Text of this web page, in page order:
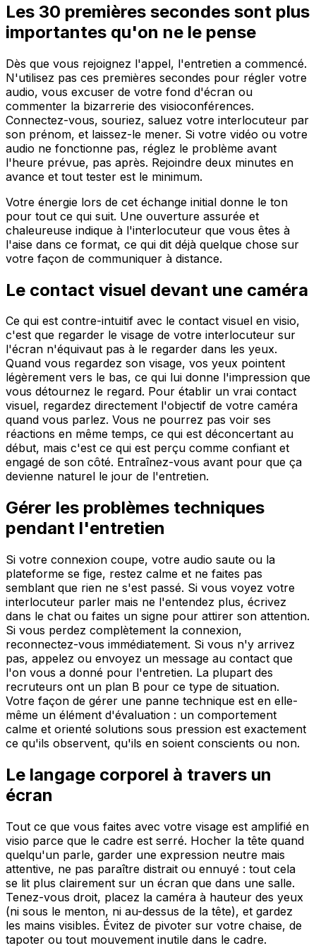
Les 30 premières secondes sont plus
importantes qu'on ne le pense
Dès que vous rejoignez l'appel, l'entretien a commencé.
N'utilisez pas ces premières secondes pour régler votre
audio, vous excuser de votre fond d'écran ou
commenter la bizarrerie des visioconférences.
Connectez-vous, souriez, saluez votre interlocuteur par
son prénom, et laissez-le mener. Si votre vidéo ou votre
audio ne fonctionne pas, réglez le problème avant
l'heure prévue, pas après. Rejoindre deux minutes en
avance et tout tester est le minimum.
Votre énergie lors de cet échange initial donne le ton
pour tout ce qui suit. Une ouverture assurée et
chaleureuse indique à l'interlocuteur que vous êtes à
l'aise dans ce format, ce qui dit déjà quelque chose sur
votre façon de communiquer à distance.
Le contact visuel devant une caméra
Ce qui est contre-intuitif avec le contact visuel en visio,
c'est que regarder le visage de votre interlocuteur sur
l'écran n'équivaut pas à le regarder dans les yeux.
Quand vous regardez son visage, vos yeux pointent
légèrement vers le bas, ce qui lui donne l'impression que
vous détournez le regard. Pour établir un vrai contact
visuel, regardez directement l'objectif de votre caméra
quand vous parlez. Vous ne pourrez pas voir ses
réactions en même temps, ce qui est déconcertant au
début, mais c'est ce qui est perçu comme confiant et
engagé de son côté. Entraînez-vous avant pour que ça
devienne naturel le jour de l'entretien.
Gérer les problèmes techniques
pendant l'entretien
Si votre connexion coupe, votre audio saute ou la
plateforme se fige, restez calme et ne faites pas
semblant que rien ne s'est passé. Si vous voyez votre
interlocuteur parler mais ne l'entendez plus, écrivez
dans le chat ou faites un signe pour attirer son attention.
Si vous perdez complètement la connexion,
reconnectez-vous immédiatement. Si vous n'y arrivez
pas, appelez ou envoyez un message au contact que
l'on vous a donné pour l'entretien. La plupart des
recruteurs ont un plan B pour ce type de situation.
Votre façon de gérer une panne technique est en elle-
même un élément d'évaluation : un comportement
calme et orienté solutions sous pression est exactement
ce qu'ils observent, qu'ils en soient conscients ou non.
Le langage corporel à travers un
écran
Tout ce que vous faites avec votre visage est amplifié en
visio parce que le cadre est serré. Hocher la tête quand
quelqu'un parle, garder une expression neutre mais
attentive, ne pas paraître distrait ou ennuyé : tout cela
se lit plus clairement sur un écran que dans une salle.
Tenez-vous droit, placez la caméra à hauteur des yeux
(ni sous le menton, ni au-dessus de la tête), et gardez
les mains visibles. Évitez de pivoter sur votre chaise, de
tapoter ou tout mouvement inutile dans le cadre.